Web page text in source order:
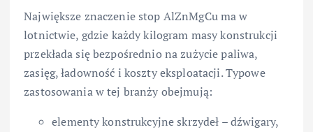
Największe znaczenie stop AlZnMgCu ma w
lotnictwie, gdzie każdy kilogram masy konstrukcji
przekłada się bezpośrednio na zużycie paliwa,
zasięg, ładowność i koszty eksploatacji. Typowe
zastosowania w tej branży obejmują:
elementy konstrukcyjne skrzydeł – dźwigary,